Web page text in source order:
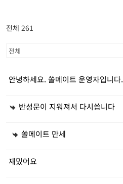
전체 261
안녕하세요. 쏠메이트 운영자입니다.
반성문이 지워져서 다시씁니다
쏠메이트 만세
재밌어요